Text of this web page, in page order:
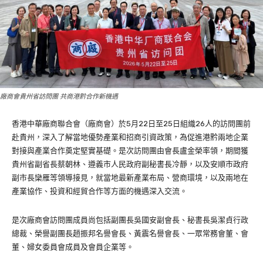
廠商會貴州省訪問團 共商港黔合作新機遇
香港中華廠商聯合會（廠商會）於5月22日至25日組織26人的訪問團前
赴貴州，深入了解當地優勢產業和招商引資政策，為促進港黔兩地企業
對接與產業合作奠定堅實基礎。是次訪問團由會長盧金榮率領，期間獲
貴州省副省長蔡朝林、遵義市人民政府副秘書長冷靜，以及安順市政府
副市長欒雁等領導接見，就當地最新產業布局、營商環境，以及兩地在
產業協作、投資和經貿合作等方面的機遇深入交流。
是次廠商會訪問團成員尚包括副團長吳國安副會長、秘書長吳潔貞行政
總裁、榮譽副團長趙振邦名譽會長、黃震名譽會長、一眾常務會董、會
董、婦女委員會成員及會員企業等。